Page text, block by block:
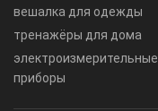
вешалка для одежды
тренажёры для дома
электроизмерительные
приборы